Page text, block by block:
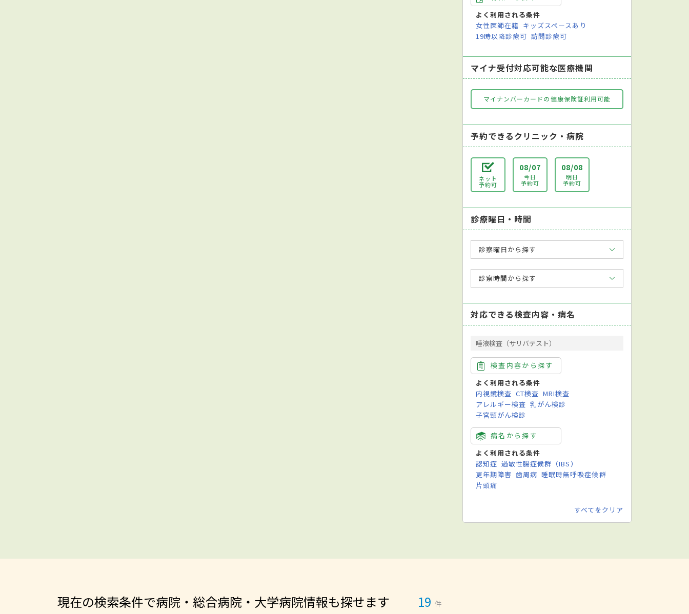
よく利用される条件
女性医師在籍 キッズスペースあり
19時以降診療可 訪問診療可
マイナ受付対応可能な医療機関
マイナンバーカードの健康保険証利用可能
予約できるクリニック・病院
ネット
予約可
08/07
今日
予約可
08/08
明日
予約可
診療曜日・時間
診察曜日から探す
診察時間から探す
対応できる検査内容・病名
唾液検査（サリバテスト）
検査内容から探す
よく利用される条件
内視鏡検査 CT検査 MRI検査
アレルギー検査 乳がん検診
子宮頸がん検診
病名から探す
よく利用される条件
認知症 過敏性腸症候群（IBS）
更年期障害 歯周病 睡眠時無呼吸症候群
片頭痛
すべてをクリア
現在の検索条件で病院・総合病院・大学病院情報も探せます 19 件